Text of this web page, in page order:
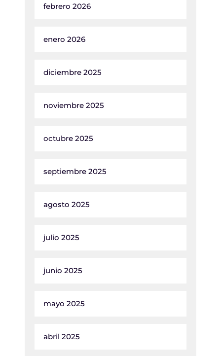
febrero 2026
enero 2026
diciembre 2025
noviembre 2025
octubre 2025
septiembre 2025
agosto 2025
julio 2025
junio 2025
mayo 2025
abril 2025